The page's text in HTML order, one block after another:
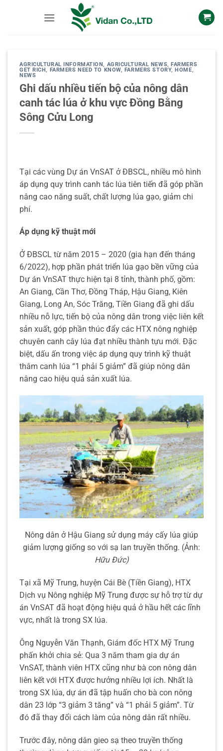
AGRICULTURAL INFORMATION, AGRICULTURAL NEWS,FARMERS
GET RICH, FARMERS NEED TO KNOW, FARMERS STORY,HOME,
NEWS
Ghi dấu nhiều tiến bộ của nông dân
canh tác lúa ở khu vực Đồng Bằng
Sông Cửu Long
Tại các vùng Dự án VnSAT ở ĐBSCL, nhiều mô hình
áp dụng quy trình canh tác lúa tiên tiến đã góp phần
nâng cao năng suất, chất lượng lúa gạo, giảm chi
phí.
Áp dụng kỹ thuật mới
Ở ĐBSCL từ năm 2015 – 2020 (gia hạn đến tháng
6/2022), hợp phần phát triển lúa gạo bền vững của
Dự án VnSAT thực hiện tại 8 tỉnh, thành phố, gồm:
An Giang, Cần Thơ, Đồng Tháp, Hậu Giang, Kiên
Giang, Long An, Sóc Trăng, Tiền Giang đã ghi dấu
nhiều nỗ lực, tiến bộ của nông dân trong việc liên kết
sản xuất, góp phần thúc đẩy các HTX nông nghiệp
chuyên canh cây lúa đạt nhiều thành tựu mới. Đặc
biệt, dấu ấn trong việc áp dụng quy trình kỹ thuật
thâm canh lúa “1 phải 5 giảm” đã giúp nông dân
nâng cao hiệu quả sản xuất lúa.
Nông dân ở Hậu Giang sử dụng máy cấy lúa giúp
giảm lượng giống so với sạ lan truyền thống. (Ảnh:
Hữu Đức)
Tại xã Mỹ Trung, huyện Cái Bè (Tiền Giang), HTX
Dịch vụ Nông nghiệp Mỹ Trung được sự hỗ trợ từ dự
án VnSAT đã hoạt động hiệu quả ở hầu hết các lĩnh
vực, nhất là trong SX lúa.
Ông Nguyễn Văn Thạnh, Giám đốc HTX Mỹ Trung
phấn khởi chia sẻ: Qua 3 năm tham gia dự án
VnSAT, thành viên HTX cũng như bà con nông dân
liên kết với HTX được hưởng nhiều lợi ích. Nhất là
trong SX lúa, dự án đã tập huấn cho bà con nông
dân 23 lớp “3 giảm 3 tăng” và “1 phải 5 giảm”. Từ
đó đã thay đổi cách làm của nông dân rất nhiều.
Trước đây, nông dân gieo sạ theo truyền thống